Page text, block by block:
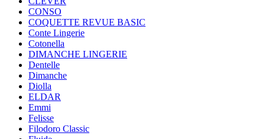
CONSO
COQUETTE REVUE BASIC
Conte Lingerie
Cotonella
DIMANCHE LINGERIE
Dentelle
Dimanche
Diolla
ELDAR
Emmi
Felisse
Filodoro Classic